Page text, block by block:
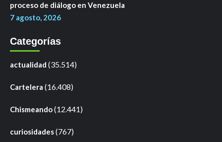
proceso de diálogo en Venezuela
7 agosto, 2026
Categorías
actualidad (35.514)
Cartelera (16.408)
Chismeando(12.441)
curiosidades(767)